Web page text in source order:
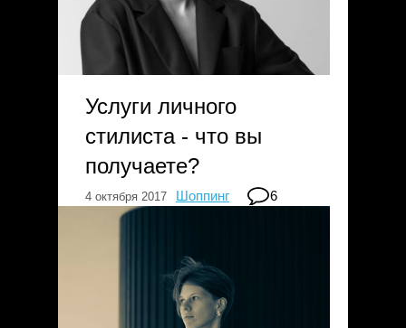
Услуги личного
стилиста - что вы
получаете?
4 октября 2017 Шоппинг 6